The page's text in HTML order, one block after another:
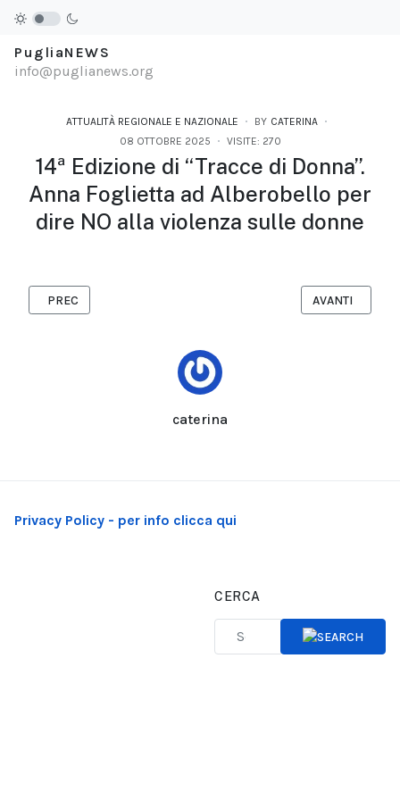
PugliaNEWS
info@puglianews.org
ATTUALITÀ REGIONALE E NAZIONALE BY CATERINA
08 OTTOBRE 2025
VISITE: 270
14ª Edizione di “Tracce di Donna”.
Anna Foglietta ad Alberobello per
dire NO alla violenza sulle donne
caterina
ARTICOLO PRECEDENTE: IL RITUALE APOCALITTICO DI CIGNO
PREC ARTICOLO
AVANTI
Privacy Policy - per info clicca qui
CERCA